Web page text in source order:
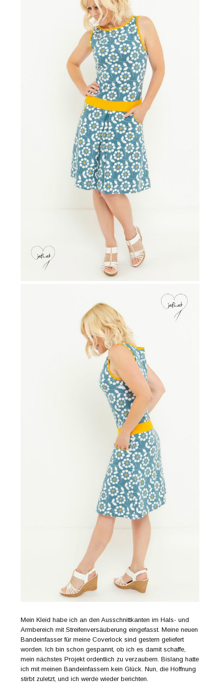
Mein Kleid habe ich an den Ausschnittkanten im Hals- und
Armbereich mit Streifenversäuberung eingefasst. Meine neuen
Bandeinfasser für meine Coverlock sind gestern geliefert
worden. Ich bin schon gespannt, ob ich es damit schaffe,
mein nächstes Projekt ordentlich zu verzaubern. Bislang hatte
ich mit meinen Bandeinfassern kein Glück. Nun, die Hoffnung
stirbt zuletzt, und ich werde wieder berichten.